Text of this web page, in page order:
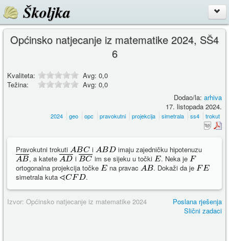
Školjka
Općinsko natjecanje iz matematike 2024, SŠ4
6
Kvaliteta: Avg: 0,0
Težina:
Avg: 0,0
Dodao/la: arhiva
17. listopada 2024.
2024 geo opc pravokutni projekcija simetrala ss4 trokut
Pravokutni trokuti i
imaju zajedničku hipotenuzu
, a katete
i im se sijeku u točki
. Neka je
ortogonalna projekcija točke
na pravac
. Dokaži da je
simetrala kuta
.
Izvor: Općinsko natjecanje iz matematike 2024
Poslana rješenja
Slični zadaci